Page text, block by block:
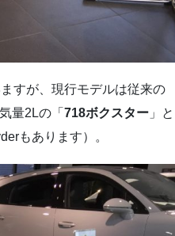
すが、現行モデルは従来の
量2Lの「 718ボクスター 」と
もあります）。